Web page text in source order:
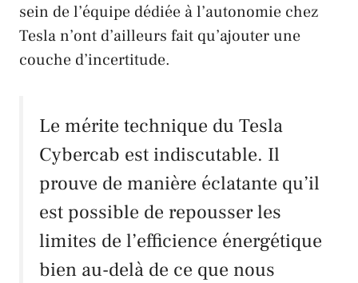
sein de l’équipe dédiée à l’autonomie chez
Teslan’ont d’ailleurs fait qu’ajouter une
couche d’incertitude.
Le mérite technique du Tesla
Cybercab est indiscutable. Il
prouve de manière éclatante qu’il
est possible de repousser les
limites de l’efficience énergétique
bien au-delà de ce que nous